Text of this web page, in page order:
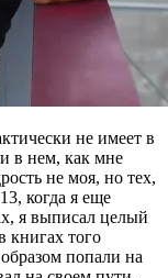
не имеет в
в нем, как мне
не моя, но тех,
когда я еще
я выписал целый
книгах того
попали на